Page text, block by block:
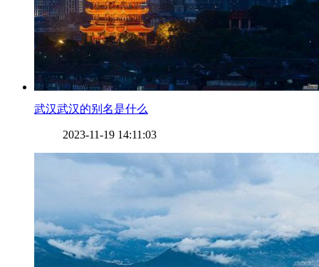
​武汉武汉的别名是什么
2023-11-19 14:11:03